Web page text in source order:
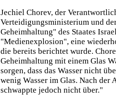
Jechiel Chorev, der
Verteidigungsministerium und
Geheimhaltung" des Staates
"Medienexplosion", eine
die bereits berichtet wurde.
Geheimhaltung mit einem Glas
sorgen, dass das Wasser nicht
wenig Wasser im Glas. Nach der
schwappte jedoch nicht über."